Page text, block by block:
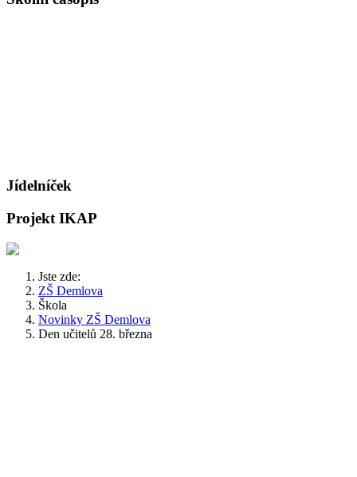
Jídelníček
Projekt IKAP
Jste zde:
ZŠ Demlova
Škola
Novinky ZŠ Demlova
Den učitelů 28. března